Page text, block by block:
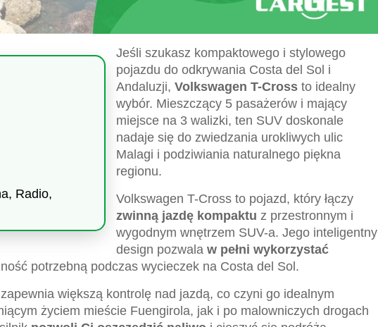
Radio,
Jeśli szukasz kompaktowego i stylowego
pojazdu do odkrywania Costa del Sol i
Andaluzji, Volkswagen T-Cross to idealny
wybór. Mieszczący 5 pasażerów i mający
miejsce na 3 walizki, ten SUV doskonale
nadaje się do zwiedzania urokliwych ulic
Malagi i podziwiania naturalnego piękna
regionu.
Volkswagen T-Cross to pojazd, który łączy
zwinną jazdę kompaktu z przestronnym i
wygodnym wnętrzem SUV-a. Jego inteligentny
design pozwala w pełni wykorzystać
potrzebną podczas wycieczek na Costa del Sol.
większą kontrolę nad jazdą, co czyni go idealnym
życiem mieście Fuengirola, jak i po malowniczych drogach